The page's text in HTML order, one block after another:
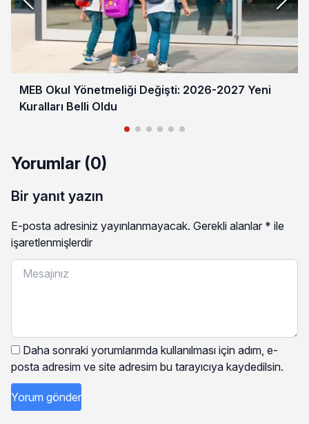
MEB Okul Yönetmeliği Değişti: 2026-2027 Yeni
Kuralları Belli Oldu
Yorumlar (0)
Bir yanıt yazın
E-posta adresiniz yayınlanmayacak. Gerekli alanlar * ile
işaretlenmişlerdir
Daha sonraki yorumlarımda kullanılması için adım, e-
posta adresim ve site adresim bu tarayıcıya kaydedilsin.